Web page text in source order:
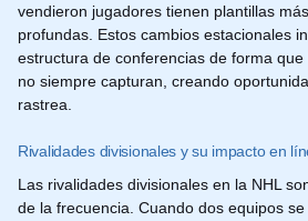
vendieron jugadores tienen plantillas
profundas. Estos cambios estacionales
estructura de conferencias de forma
no siempre capturan, creando
rastrea.
Rivalidades divisionales y su impacto en
Las rivalidades divisionales en la NHL
de la frecuencia. Cuando dos equipos